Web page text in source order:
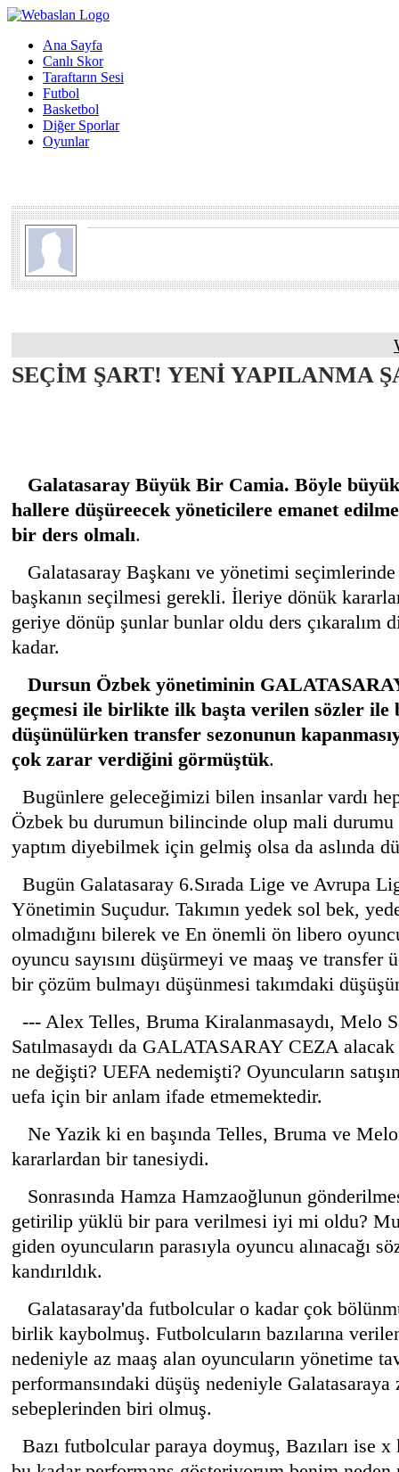
Ana Sayfa
Canlı Skor
Taraftarın Sesi
Futbol
Basketbol
Diğer Sporlar
Oyunlar
SEÇİM ŞART! YENİ YAPILANMA
Galatasaray Büyük Bir Camia. Böyle büyük
hallere düşüreecek yöneticilere emanet
bir ders olmalı.
Galatasaray Başkanı ve yönetimi
başkanın seçilmesi gerekli. İleriye dönük
geriye dönüp şunlar bunlar oldu ders çıkaralım
kadar.
Dursun Özbek yönetiminin
geçmesi ile birlikte ilk başta verilen sözler
düşünülürken transfer sezonunun
çok zarar verdiğini görmüştük.
Bugünlere geleceğimizi bilen insanlar vardı
Özbek bu durumun bilincinde olup mali
yaptım diyebilmek için gelmiş olsa da aslında
Bugün Galatasaray 6.Sırada Lige ve Avrupa
Yönetimin Suçudur. Takımın yedek sol bek,
olmadığını bilerek ve En önemli ön libero
oyuncu sayısını düşürmeyi ve maaş ve transfer
bir çözüm bulmayı düşünmesi takımdaki
--- Alex Telles, Bruma Kiralanmasaydı, Melo
Satılmasaydı da GALATASARAY CEZA alacak
ne değişti? UEFA nedemişti? Oyuncuların
uefa için bir anlam ifade etmemektedir.
Ne Yazik ki en başında Telles, Bruma ve
kararlardan bir tanesiydi.
Sonrasında Hamza Hamzaoğlunun
getirilip yüklü bir para verilmesi iyi mi oldu?
giden oyuncuların parasıyla oyuncu alınacağı
kandırıldık.
Galatasaray'da futbolcular o kadar çok
birlik kaybolmuş. Futbolcuların bazılarına
nedeniyle az maaş alan oyuncuların yönetime
performansındaki düşüş nedeniyle
sebeplerinden biri olmuş.
Bazı futbolcular paraya doymuş, Bazıları ise